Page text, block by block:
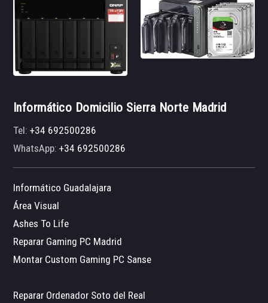
Informático Domicilio Sierra Norte Madrid
Tel:+34 692500286
WhatsApp:+34 692500286
Informático Guadalajara
Área Visual
Ashes To Life
Reparar Gaming PC Madrid
Montar Custom Gaming PC Sanse
Reparar Ordenador Soto del Real